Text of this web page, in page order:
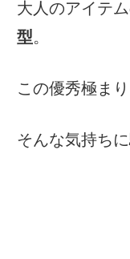
大人のアイテ
型。
この優秀極ま
そんな気持ち